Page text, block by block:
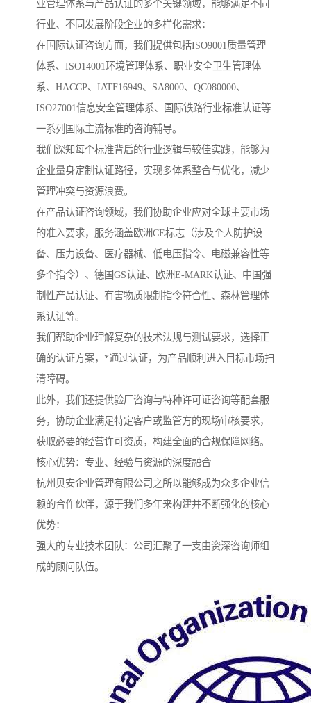
业管理体系与产品认证的多个关键领域，能够满足不同
行业、不同发展阶段企业的多样化需求：
在国际认证咨询方面，我们提供包括ISO9001质量管理
体系、ISO14001环境管理体系、职业安全卫生管理体
系、HACCP、IATF16949、SA8000、QC080000、
ISO27001信息安全管理体系、国际铁路行业标准认证等
一系列国际主流标准的咨询辅导。
我们深知每个标准背后的行业逻辑与较佳实践，能够为
企业量身定制认证路径，实现多体系整合与优化，减少
管理冲突与资源浪费。
在产品认证咨询领域，我们协助企业应对全球主要市场
的准入要求，服务涵盖欧洲CE标志（涉及个人防护设
备、压力设备、医疗器械、低电压指令、电磁兼容性等
多个指令）、德国GS认证、欧洲E-MARK认证、中国强
制性产品认证、有害物质限制指令符合性、森林管理体
系认证等。
我们帮助企业理解复杂的技术法规与测试要求，选择正
确的认证方案，*通过认证，为产品顺利进入目标市场扫
清障碍。
此外，我们还提供验厂咨询与特种许可证咨询等配套服
务，协助企业满足特定客户或监管方的现场审核要求，
获取必要的经营许可资质，构建全面的合规保障网络。
核心优势：专业、经验与资源的深度融合
杭州贝安企业管理有限公司之所以能够成为众多企业信
赖的合作伙伴，源于我们多年来构建并不断强化的核心
优势：
强大的专业技术团队：公司汇聚了一支由资深咨询师组
成的顾问队伍。